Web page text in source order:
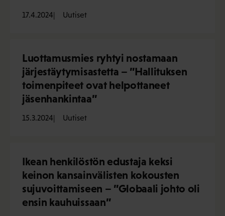
17.4.2024 Uutiset
Luottamusmies ryhtyi nostamaan
järjestäytymisastetta – ”Hallituksen
toimenpiteet ovat helpottaneet
jäsenhankintaa”
15.3.2024 Uutiset
Ikean henkilöstön edustaja keksi
keinon kansainvälisten kokousten
sujuvoittamiseen – ”Globaali johto oli
ensin kauhuissaan”